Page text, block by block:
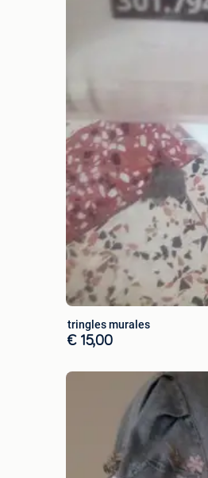
tringles murales
€ 15,00